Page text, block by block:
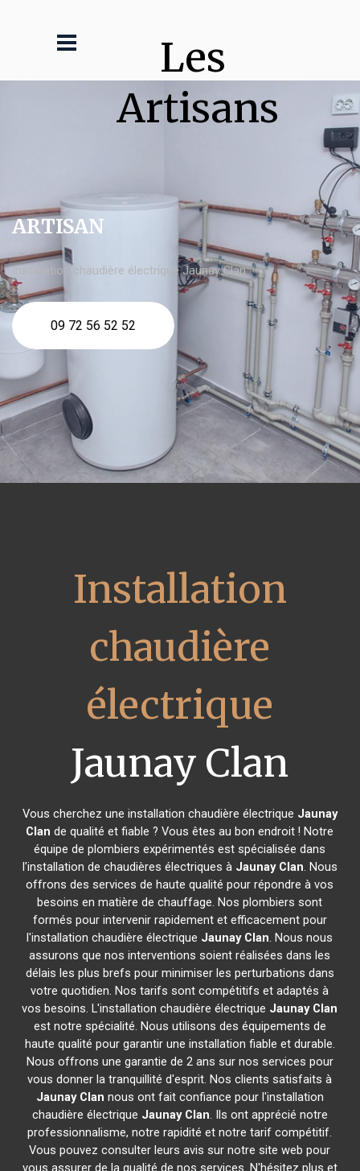
Les
Artisans
ARTISAN
Installation chaudière électrique Jaunay Clan
09 72 56 52 52
Installation
chaudière
électrique
Jaunay Clan
Vous cherchez une installation chaudière électrique Jaunay
Clan de qualité et fiable ? Vous êtes au bon endroit ! Notre
équipe de plombiers expérimentés est spécialisée dans
l'installation de chaudières électriques à Jaunay Clan. Nous
offrons des services de haute qualité pour répondre à vos
besoins en matière de chauffage. Nos plombiers sont
formés pour intervenir rapidement et efficacement pour
l'installation chaudière électrique Jaunay Clan. Nous nous
assurons que nos interventions soient réalisées dans les
délais les plus brefs pour minimiser les perturbations dans
votre quotidien. Nos tarifs sont compétitifs et adaptés à
vos besoins. L'installation chaudière électrique Jaunay Clan
est notre spécialité. Nous utilisons des équipements de
haute qualité pour garantir une installation fiable et durable.
Nous offrons une garantie de 2 ans sur nos services pour
vous donner la tranquillité d'esprit. Nos clients satisfaits à
Jaunay Clan nous ont fait confiance pour l'installation
chaudière électrique Jaunay Clan. Ils ont apprécié notre
professionnalisme, notre rapidité et notre tarif compétitif.
Vous pouvez consulter leurs avis sur notre site web pour
vous assurer de la qualité de nos services. N'hésitez plus et